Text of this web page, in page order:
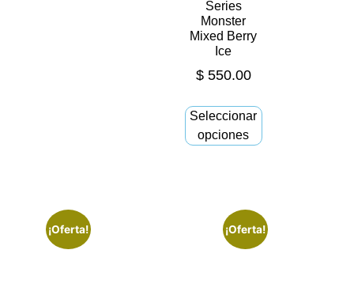
Series
Monster
Mixed Berry
Ice
$550.00
Seleccionar
opciones
¡Oferta! ¡Oferta!